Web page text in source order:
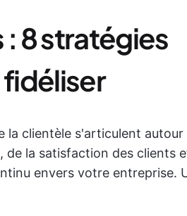
: 8 stratégies
la clientèle s'articulent
de la satisfaction des clients
envers votre entreprise.